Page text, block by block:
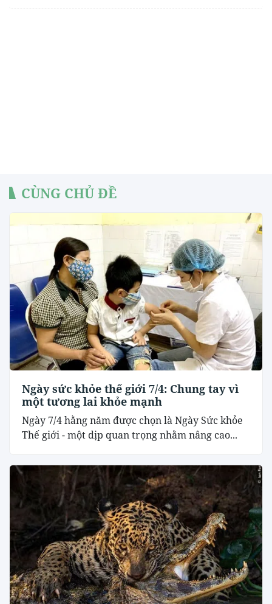
CÙNG CHỦ ĐỀ
Ngày sức khỏe thế giới 7/4: Chung tay vì
một tương lai khỏe mạnh
Ngày 7/4 hằng năm được chọn là Ngày Sức khỏe
Thế giới - một dịp quan trọng nhằm nâng cao...